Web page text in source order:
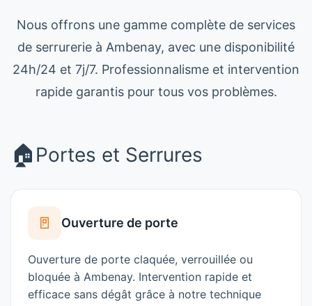
Nous offrons une gamme complète de services
de serrurerie à Ambenay, avec une disponibilité
24h/24 et 7j/7. Professionnalisme et intervention
rapide garantis pour tous vos problèmes.
🏠 Portes et Serrures
🚪 Ouverture de porte
Ouverture de porte claquée, verrouillée ou
bloquée à Ambenay. Intervention rapide et
efficace sans dégât grâce à notre technique